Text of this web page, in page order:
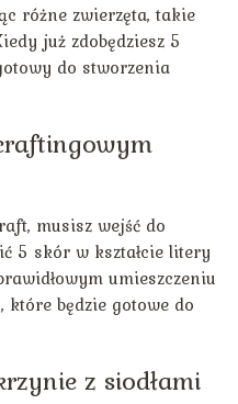
różne zwierzęta, takie
już zdobędziesz 5
do stworzenia
musisz wejść do
5 skór w kształcie litery
umieszczeniu
które będzie gotowe do
z siodłami